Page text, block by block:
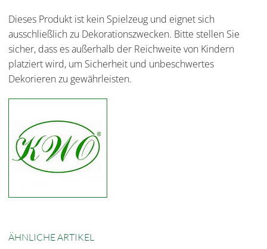
Dieses Produkt ist kein Spielzeug und eignet sich
ausschließlich zu Dekorationszwecken. Bitte stellen Sie
sicher, dass es außerhalb der Reichweite von Kindern
platziert wird, um Sicherheit und unbeschwertes
Dekorieren zu gewährleisten.
ÄHNLICHE ARTIKEL